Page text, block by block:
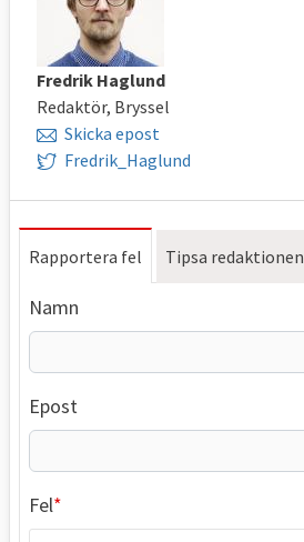
Fredrik Haglund
Redaktör, Bryssel
Skicka epost
Fredrik_Haglund
Rapportera fel Tipsa redaktionen
Namn
Epost
Fel